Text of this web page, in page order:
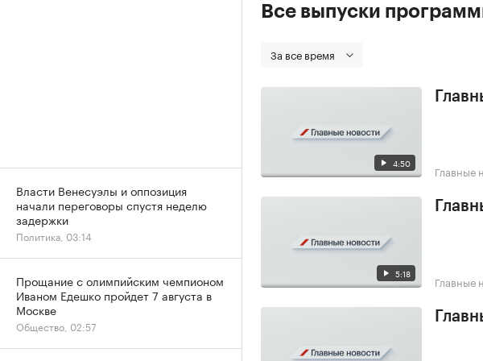
Все выпуски
За все время
4:50 Главные
5:18 Главные
Власти Венесуэлы и оппозиция
начали переговоры спустя неделю
задержки
Политика, 03:14
Прощание с олимпийским чемпионом
Иваном Едешко пройдет 7 августа в
Москве
Общество, 02:57